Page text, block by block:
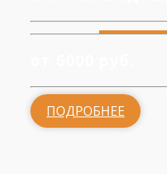
ПОДРОБНЕЕ